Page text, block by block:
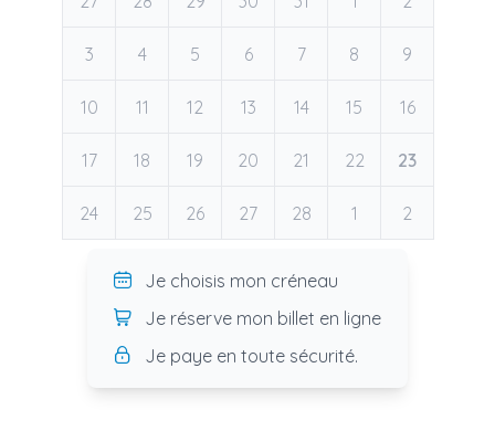
3 4 5 6 7 8 9
10 11 12 13 14 15 16
17 18 19 20 21 22 23
24 25 26 27 28 1 2
Je choisis mon créneau
Je réserve mon billet en ligne
Je paye en toute sécurité.